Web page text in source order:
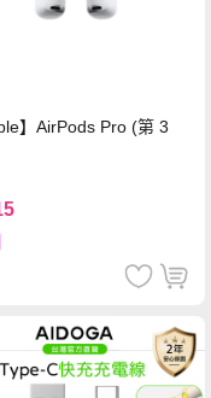
】AirPods Pro (第 3